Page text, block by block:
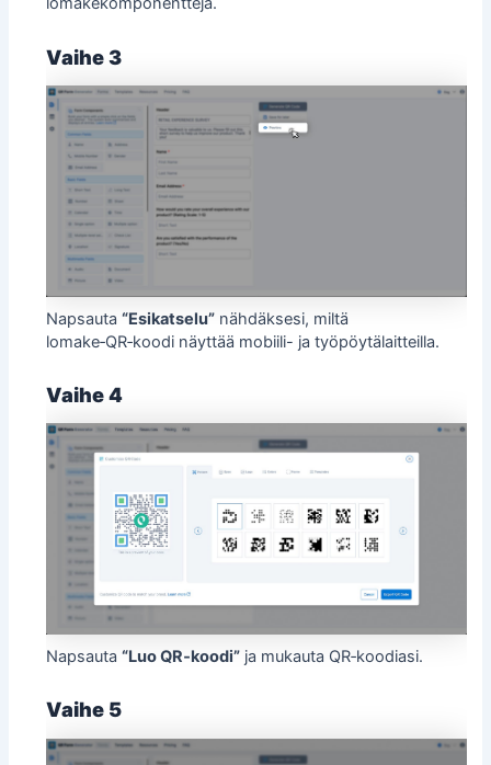
Vaihe 3
Napsauta“Esikatselu” nähdäksesi, miltä
lomake‑QR‑koodi näyttää mobiili- ja työpöytälaitteilla.
Vaihe 4
Napsauta“Luo QR‑koodi” ja mukauta QR‑koodiasi.
Vaihe 5